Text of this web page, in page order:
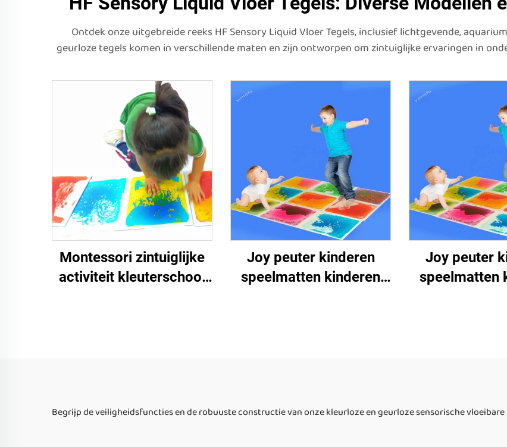
Ontdek onze uitgebreide reeks HF Sensory Liquid Vloer Tegels, inclusief lichtgevende,
geurloze tegels komen in verschillende maten en zijn ontworpen om zintuiglijke ervaringen in
Montessori zintuiglijke
activiteit kleuterschool
Joy peuter kinderen
speelmatten kinderen
Joy peuter
speelmatten
Begrijp de veiligheidsfuncties en de robuuste constructie van onze kleurloze en geurloze sensorische vloeibare